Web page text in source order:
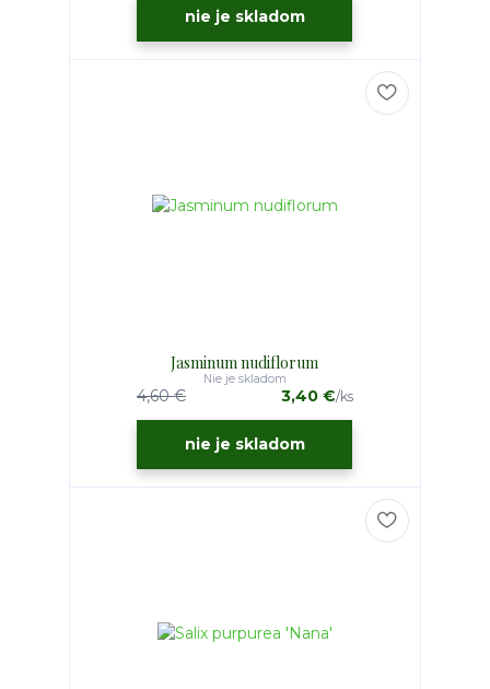
nie je skladom
Jasminum nudiflorum
4,60 € 3,40 €/ks
Nie je skladom
nie je skladom